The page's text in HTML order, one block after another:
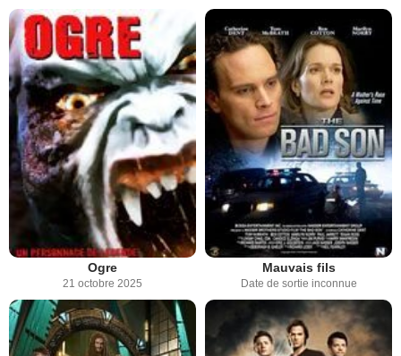
Ogre
21 octobre 2025
Mauvais fils
Date de sortie inconnue